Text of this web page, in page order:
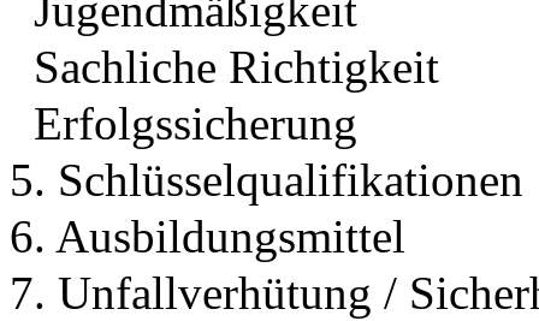
Sachliche Richtigkeit
Erfolgssicherung
5. Schlüsselqualifikationen
6. Ausbildungsmittel
7. Unfallverhütung /